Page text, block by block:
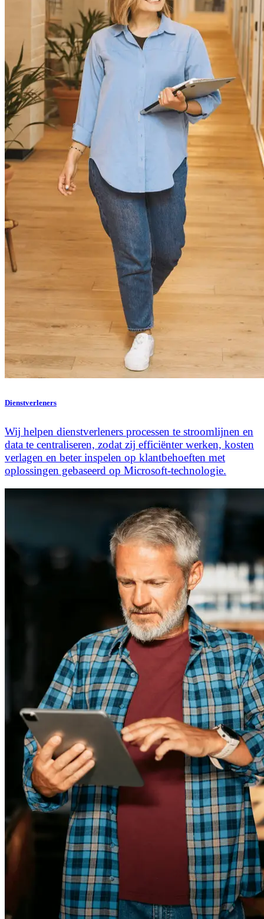
Dienstverleners
Wij helpen dienstverleners processen te stroomlijnen en
data te centraliseren, zodat zij efficiënter werken, kosten
verlagen en beter inspelen op klantbehoeften met
oplossingen gebaseerd op Microsoft-technologie.